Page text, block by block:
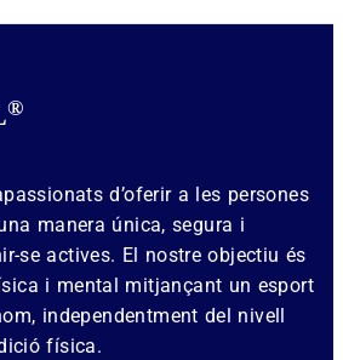
®
d’oferir a les persones
manera única, segura i
se actives. El nostre objectiu és
i mental mitjançant un esport
independentment del nivell
física.